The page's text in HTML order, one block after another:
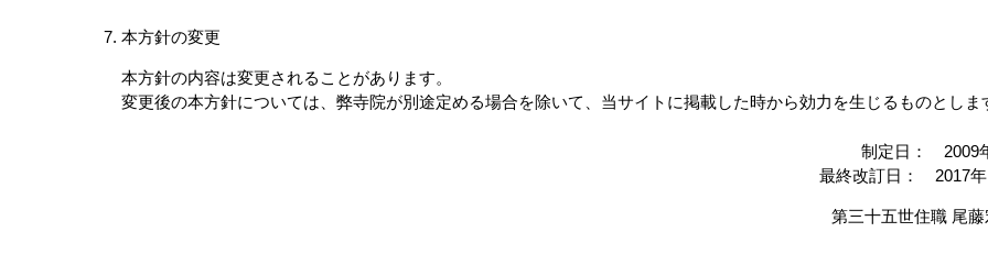
本方針の変更
本方針の内容は変更されることがあります。
変更後の本方針については、弊寺院が別途定める場合を除いて、当サイトに掲載した時から効力を生じるものとしま
制定日： 2009
最終改訂日： 2017年
第三十五世住職 尾